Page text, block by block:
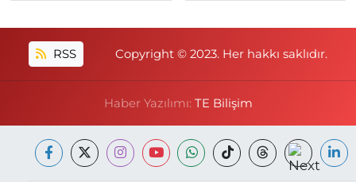
RSS Copyright © 2023. Her hakkı saklıdır.
Haber Yazılımı: TE Bilişim